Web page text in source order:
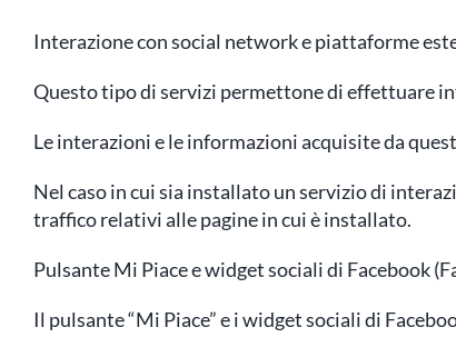
Interazione con social network e piattaforme
Questo tipo di servizi permettone di effettuare
Le interazioni e le informazioni acquisite da
Nel caso in cui sia installato un servizio di
traffico relativi alle pagine in cui è installato.
Pulsante Mi Piace e widget sociali di Facebook
Il pulsante “Mi Piace” e i widget sociali di